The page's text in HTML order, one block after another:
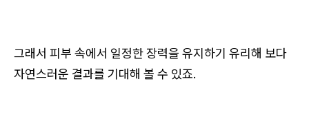
그래서 피부 속에서 일정한 장력을 유지하기 유리해 보다
자연스러운 결과를 기대해 볼 수 있죠.